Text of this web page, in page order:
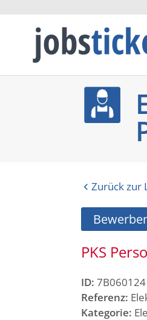
Zurück zur
PKS
ID: 7B060124
Referenz:
Kategorie: